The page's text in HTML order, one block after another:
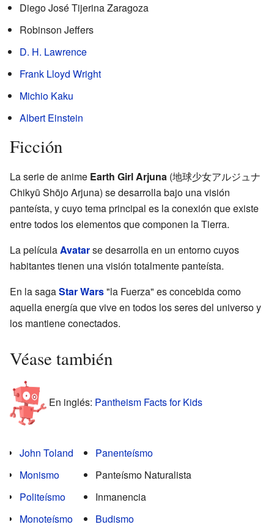
Diego José Tijerina Zaragoza
Robinson Jeffers
D. H. Lawrence
Frank Lloyd Wright
Michio Kaku
Albert Einstein
Ficción
La serie de anime Earth Girl Arjuna (地球少女アルジュナ
Chikyū Shōjo Arjuna) se desarrolla bajo una visión
panteísta, y cuyo tema principal es la conexión que existe
entre todos los elementos que componen la Tierra.
La películaAvatarse desarrolla en un entorno cuyos
habitantes tienen una visión totalmente panteísta.
En la sagaStar Wars"la Fuerza" es concebida como
aquella energía que vive en todos los seres del universo y
los mantiene conectados.
Véase también
En inglés: Pantheism Facts for Kids
John Toland
Monismo
Politeísmo
Monoteísmo
Panenteísmo
Panteísmo Naturalista
Inmanencia
Budismo